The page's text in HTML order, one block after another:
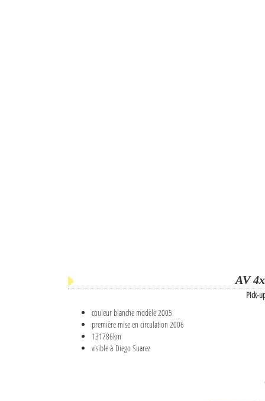
AV
Pick-
couleur blanche modèle 2005
première mise en circulation 2006
131786km
visible à Diego Suarez